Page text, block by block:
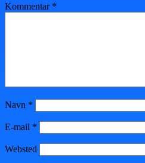
Kommentar *
Navn *
E-mail *
Websted